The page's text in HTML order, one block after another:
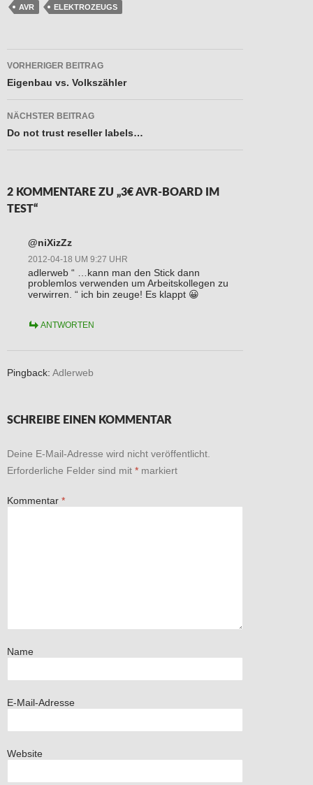
AVR ELEKTROZEUGS
Beitragsnavigation
VORHERIGER BEITRAG
Eigenbau vs. Volkszähler
NÄCHSTER BEITRAG
Do not trust reseller labels…
2 KOMMENTARE ZU „3€ AVR-BOARD IM
TEST“
@niXizZz
2012-04-18 UM 9:27 UHR
adlerweb “ …kann man den Stick dann
problemlos verwenden um Arbeitskollegen zu
verwirren. “ ich bin zeuge! Es klappt 😀
ANTWORTEN
Pingback: Adlerweb
SCHREIBE EINEN KOMMENTAR
Deine E-Mail-Adresse wird nicht veröffentlicht.
Erforderliche Felder sind mit * markiert
Kommentar *
Name
E-Mail-Adresse
Website